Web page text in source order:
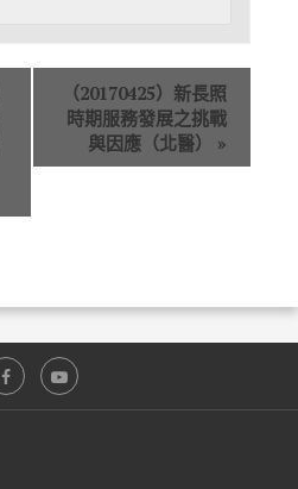
（20170425）新長照
時期服務發展之挑戰
與因應（北醫） »